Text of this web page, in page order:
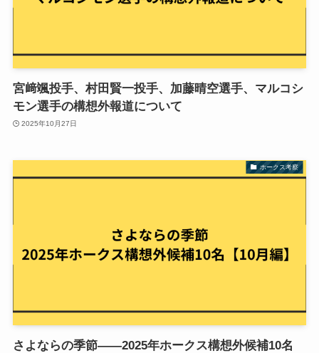
宮﨑颯投手、村田賢一投手、加藤晴空選手、マルコシ
モン選手の構想外報道について
2025年10月27日
ホークス考察
さよならの季節——2025年ホークス構想外候補10名